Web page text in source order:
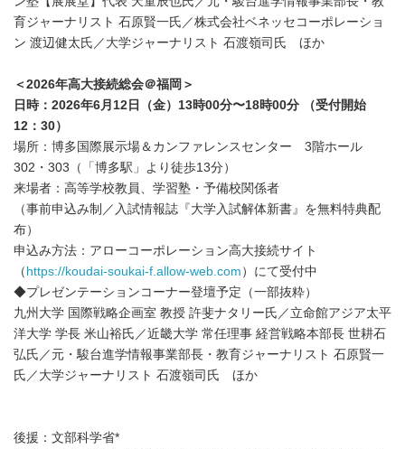
育ジャーナリスト 石原賢一氏／株式会社ベネッセコーポレーショ
ン 渡辺健太氏／大学ジャーナリスト 石渡嶺司氏 ほか
＜2026年高大接続総会＠福岡＞
日時：2026年6月12日（金）13時00分〜18時00分 （受付開始
12：30）
場所：博多国際展示場＆カンファレンスセンター 3階ホール
302・303（「博多駅」より徒歩13分）
来場者：高等学校教員、学習塾・予備校関係者
（事前申込み制／入試情報誌『大学入試解体新書』を無料特典配
布）
申込み方法：アローコーポレーション高大接続サイト
（ https://koudai-soukai-f.allow-web.com ）にて受付中
◆プレゼンテーションコーナー登壇予定（一部抜粋）
九州大学 国際戦略企画室 教授 許斐ナタリー氏／立命館アジア太平
洋大学 学長 米山裕氏／近畿大学 常任理事 経営戦略本部長 世耕石
弘氏／元・駿台進学情報事業部長・教育ジャーナリスト 石原賢一
氏／大学ジャーナリスト 石渡嶺司氏 ほか
後援：文部科学省*